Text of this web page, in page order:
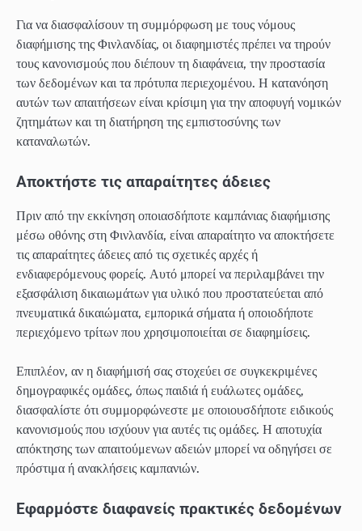
Για να διασφαλίσουν τη συμμόρφωση με τους νόμους
διαφήμισης της Φινλανδίας, οι διαφημιστές πρέπει να τηρούν
τους κανονισμούς που διέπουν τη διαφάνεια, την προστασία
των δεδομένων και τα πρότυπα περιεχομένου. Η κατανόηση
αυτών των απαιτήσεων είναι κρίσιμη για την αποφυγή νομικών
ζητημάτων και τη διατήρηση της εμπιστοσύνης των
καταναλωτών.
Αποκτήστε τις απαραίτητες άδειες
Πριν από την εκκίνηση οποιασδήποτε καμπάνιας διαφήμισης
μέσω οθόνης στη Φινλανδία, είναι απαραίτητο να αποκτήσετε
τις απαραίτητες άδειες από τις σχετικές αρχές ή
ενδιαφερόμενους φορείς. Αυτό μπορεί να περιλαμβάνει την
εξασφάλιση δικαιωμάτων για υλικό που προστατεύεται από
πνευματικά δικαιώματα, εμπορικά σήματα ή οποιοδήποτε
περιεχόμενο τρίτων που χρησιμοποιείται σε διαφημίσεις.
Επιπλέον, αν η διαφήμισή σας στοχεύει σε συγκεκριμένες
δημογραφικές ομάδες, όπως παιδιά ή ευάλωτες ομάδες,
διασφαλίστε ότι συμμορφώνεστε με οποιουσδήποτε ειδικούς
κανονισμούς που ισχύουν για αυτές τις ομάδες. Η αποτυχία
απόκτησης των απαιτούμενων αδειών μπορεί να οδηγήσει σε
πρόστιμα ή ανακλήσεις καμπανιών.
Εφαρμόστε διαφανείς πρακτικές δεδομένων